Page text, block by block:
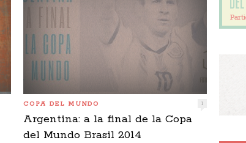
COPA DEL MUNDO 1
Argentina: a la final de la Copa
del Mundo Brasil 2014